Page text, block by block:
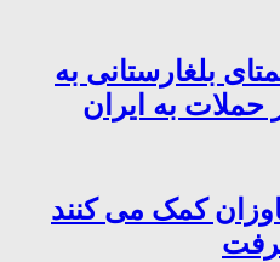
بلغارستانی به
حملات به ایران
کمک می کنند